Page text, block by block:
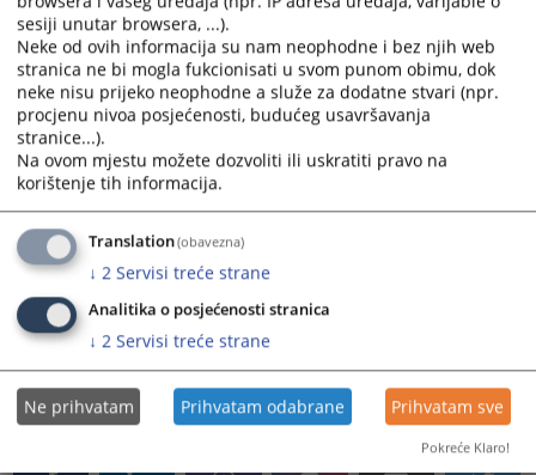
općinskog suda na drugi općinski sud na području
kantona;
c)da odlučuje o brisanju osude i prestanku mjera
sidurnosti i pravnih posljedica osude na osnovu
sudske odluke;
d)da postupa po molbama za pomilovanje u skladu sa
zakonom;
e)da rješava o priznanju odluka stranih sudova,
stranih trgovačkih sudova i stranih arbitraža;
f)da pruža međunarodnu pravnu pomoć u krivičnim
g)
da obavlja druge poslove određene zakonom.
2027PREGLEDA
sesiji unutar browsera, ...).
Neke od ovih informacija su nam neophodne i bez njih web
stranica ne bi mogla fukcionisati u svom punom obimu, dok
neke nisu prijeko neophodne a služe za dodatne stvari (npr.
procjenu nivoa posjećenosti, budućeg usavršavanja
stranice...).
Na ovom mjestu možete dozvoliti ili uskratiti pravo na
korištenje tih informacija.
Translation(obavezna)
↓ 2 Servisi treće strane
Analitika o posjećenosti stranica
↓ 2 Servisi treće strane
Ne prihvatam Prihvatam odabrane Prihvatam sve
Pokreće Klaro!